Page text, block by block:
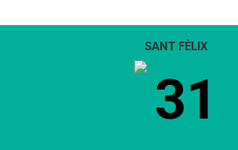
SANT FÈLIX
31